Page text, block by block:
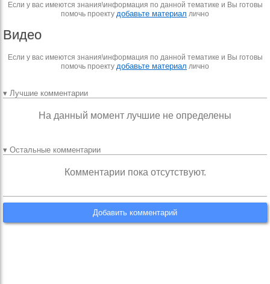
Если у вас имеются знания\информация по данной тематике и Вы готовы
помочь проекту добавьте материал лично
Видео
Если у вас имеются знания\информация по данной тематике и Вы готовы
помочь проекту добавьте материал лично
▾ Лучшие комментарии
На данный момент лучшие не определены
▾ Остальные комментарии
Комментарии пока отсутствуют.
Добавить комментарий